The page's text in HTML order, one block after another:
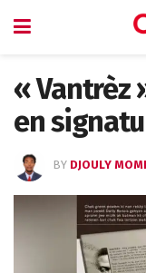
« Vantrèz
en
BY DJOULY